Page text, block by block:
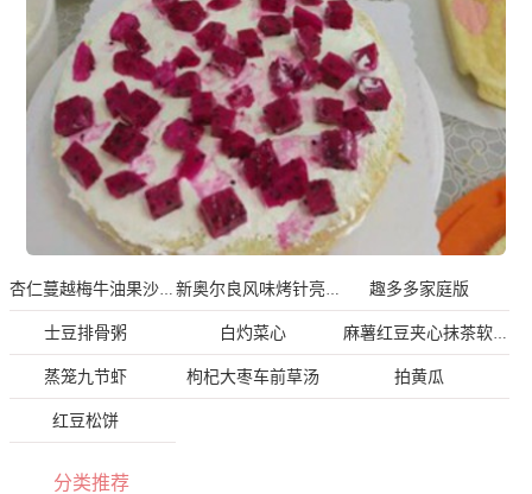
杏仁蔓越梅牛油果沙拉 新奥尔良风味烤针亮鱼 趣多多家庭版
士豆排骨粥 白灼菜心 麻薯红豆夹心抹茶软欧
蒸笼九节虾 枸杞大枣车前草汤 拍黄瓜
红豆松饼
分类推荐